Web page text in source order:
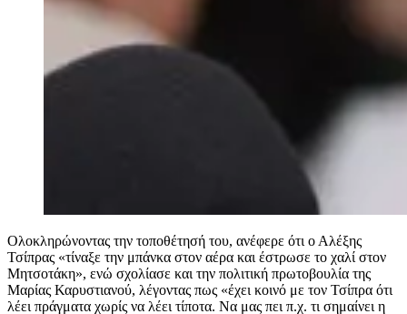
Ολοκληρώνοντας την τοποθέτησή του, ανέφερε ότι ο Αλέξης
Τσίπρας «τίναξε την μπάνκα στον αέρα και έστρωσε το χαλί στον
Μητσοτάκη», ενώ σχολίασε και την πολιτική πρωτοβουλία της
Μαρίας Καρυστιανού, λέγοντας πως «έχει κοινό με τον Τσίπρα ότι
λέει πράγματα χωρίς να λέει τίποτα. Να μας πει π.χ. τι σημαίνει η